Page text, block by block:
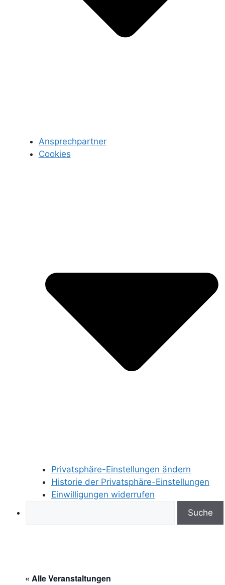
Ansprechpartner
Cookies
Privatsphäre-Einstellungen ändern
Historie der Privatsphäre-Einstellungen
Einwilligungen widerrufen
« Alle Veranstaltungen